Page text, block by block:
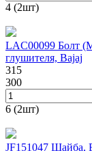
4 (2шт)
LAC00099 Болт
глушителя, Bajaj
315
300
6 (2шт)
JF151047 Шайба,